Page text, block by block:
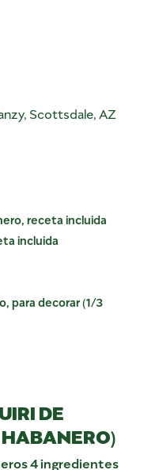
Scottsdale, AZ
receta incluida
incluida
para decorar (1/3
DE
4 ingredientes